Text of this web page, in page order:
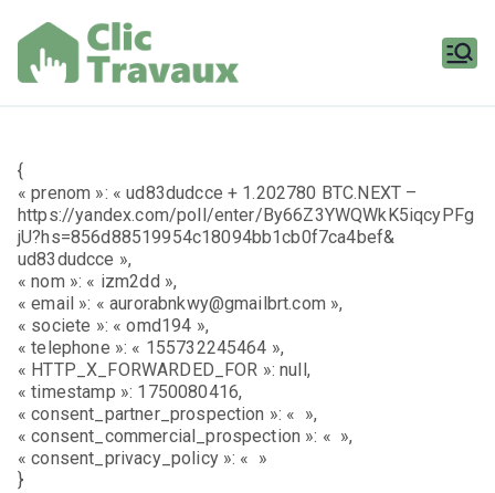
contenu
{
« prenom »: « ud83dudcce + 1.202780 BTC.NEXT –
https://yandex.com/poll/enter/By66Z3YWQWkK5iqcyPFg
jU?hs=856d88519954c18094bb1cb0f7ca4bef&
ud83dudcce »,
« nom »: « izm2dd »,
« email »: « aurorabnkwy@gmailbrt.com »,
« societe »: « omd194 »,
« telephone »: « 155732245464 »,
« HTTP_X_FORWARDED_FOR »: null,
« timestamp »: 1750080416,
« consent_partner_prospection »: « »,
« consent_commercial_prospection »: « »,
« consent_privacy_policy »: « »
}